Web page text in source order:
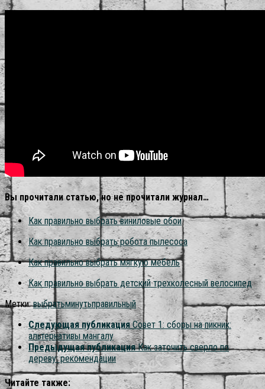
Вы прочитали статью, но не прочитали журнал…
Как правильно выбрать виниловые обои
Как правильно выбрать робота пылесоса
Как правильно выбрать мягкую мебель
Как правильно выбрать детский трехколесный велосипед
Метки: выбратьминутьправильный
Следующая публикация Совет 1: сборы на пикник:
альтернативы мангалу
Предыдущая публикация Как заточить сверло по
дереву: рекомендации
Читайте также: